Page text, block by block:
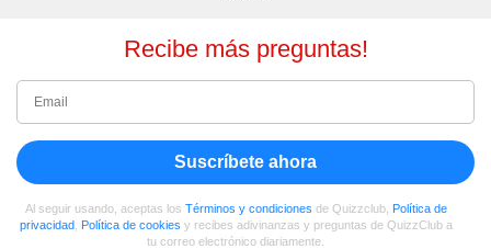
Recibe más preguntas!
Suscríbete ahora
Al seguir usando, aceptas los Términos y condiciones de Quizzclub, Política de
privacidad, Política de cookies y recibes adivinanzas y preguntas de QuizzClub a
tu correo electrónico diariamente.